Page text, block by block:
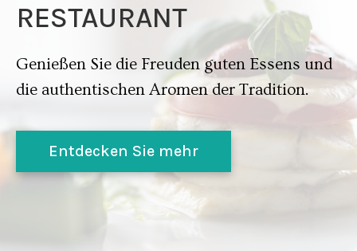
RESTAURANT
Genießen Sie die Freuden guten Essens und
die authentischen Aromen der Tradition.
Entdecken Sie mehr